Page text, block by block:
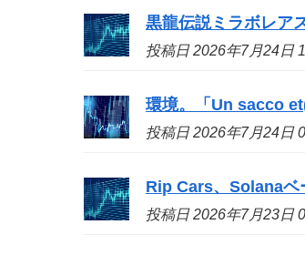
黒龍伝説ミラボレア
投稿日 2026年7月24日
環境。「Un sacco
投稿日 2026年7月24日
Rip Cars、Solanaベ
投稿日 2026年7月23日